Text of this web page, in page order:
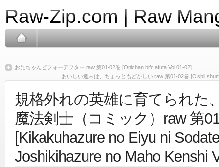
Raw-Zip.com | Raw
お兄ちゃんビフォーアフター raw 第01-02巻 [Onichan bifo afuta Vol 01-02]
おいしい週末は、ちょっともどかしい raw 第01-02巻 [Oishii
規格外れの英雄に育てられた
魔法剣士（コミック）raw 第
[Kikakuhazure no Eiyu ni
Joshikihazure no Maho Kenshi